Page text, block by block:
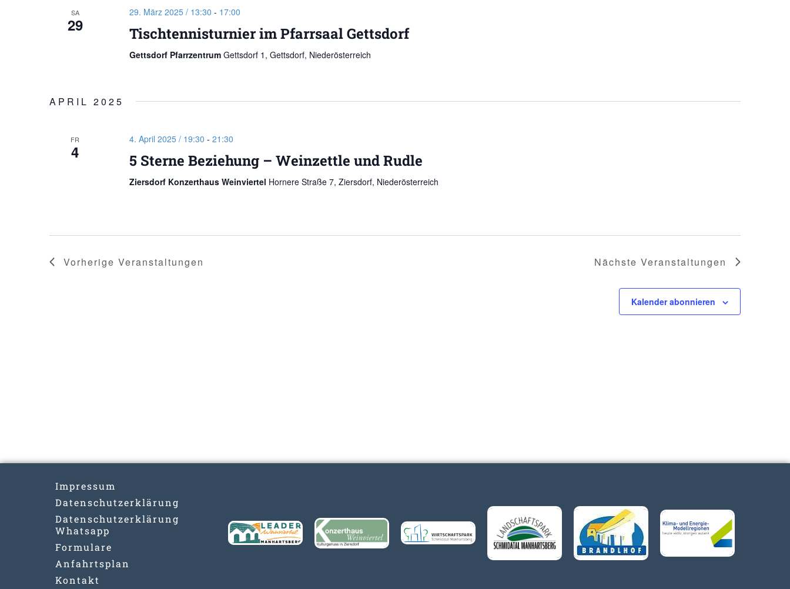
SA
29
29. März 2025 / 13:30 - 17:00
Tischtennisturnier im Pfarrsaal Gettsdorf
Gettsdorf Pfarrzentrum Gettsdorf 1, Gettsdorf, Niederösterreich
APRIL 2025
FR
4
4. April 2025 / 19:30 - 21:30
5 Sterne Beziehung – Weinzettle und Rudle
Ziersdorf Konzerthaus Weinviertel Hornere Straße 7, Ziersdorf, Niederösterreich
Vorherige Veranstaltungen Nächste Veranstaltungen
Kalender abonnieren
Impressum
Datenschutzerklärung
Datenschutzerklärung
Whatsapp
Formulare
Anfahrtsplan
Kontakt